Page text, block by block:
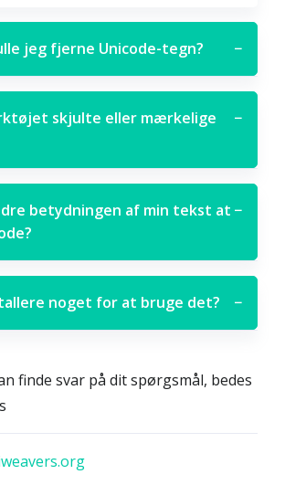
jeg fjerne Unicode-tegn? −
skjulte eller mærkelige
−
betydningen af min tekst at −
noget for at bruge det? −
finde svar på dit spørgsmål, bedes